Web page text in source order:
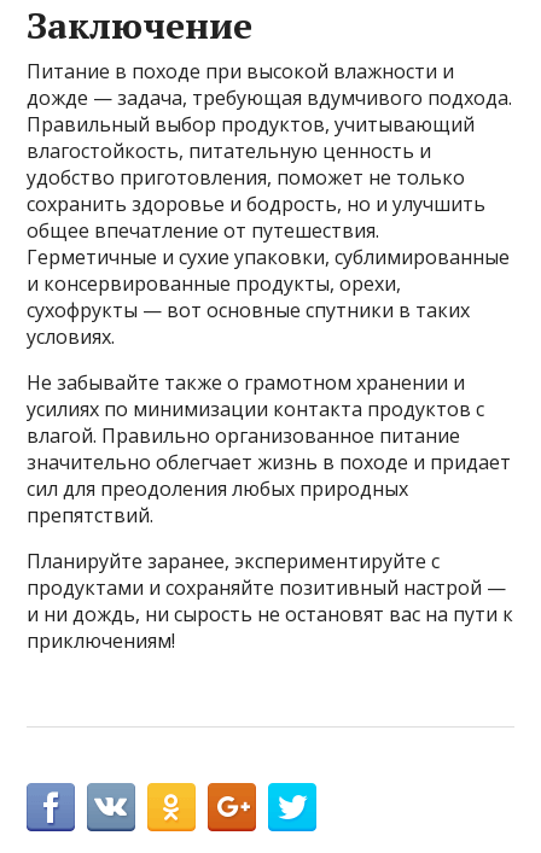
Заключение
Питание в походе при высокой влажности и
дожде — задача, требующая вдумчивого подхода.
Правильный выбор продуктов, учитывающий
влагостойкость, питательную ценность и
удобство приготовления, поможет не только
сохранить здоровье и бодрость, но и улучшить
общее впечатление от путешествия.
Герметичные и сухие упаковки, сублимированные
и консервированные продукты, орехи,
сухофрукты — вот основные спутники в таких
условиях.
Не забывайте также о грамотном хранении и
усилиях по минимизации контакта продуктов с
влагой. Правильно организованное питание
значительно облегчает жизнь в походе и придает
сил для преодоления любых природных
препятствий.
Планируйте заранее, экспериментируйте с
продуктами и сохраняйте позитивный настрой —
и ни дождь, ни сырость не остановят вас на пути к
приключениям!